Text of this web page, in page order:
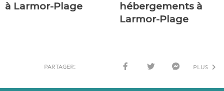
à Larmor-Plage
hébergements à
Larmor-Plage
PARTAGER:
PLUS